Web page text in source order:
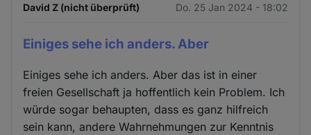
David Z (nicht überprüft) Do. 25 Jan 2024 - 18:02
Einiges sehe ich anders. Aber
Einiges sehe ich anders. Aber das ist in einer
freien Gesellschaft ja hoffentlich kein Problem. Ich
würde sogar behaupten, dass es ganz hilfreich
sein kann, andere Wahrnehmungen zur Kenntnis